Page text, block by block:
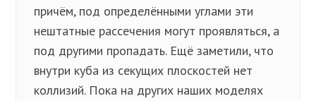
причём, под определёнными углами эти
нештатные рассечения могут проявляться, а
под другими пропадать. Ещё заметили, что
внутри куба из секущих плоскостей нет
коллизий. Пока на других наших моделях